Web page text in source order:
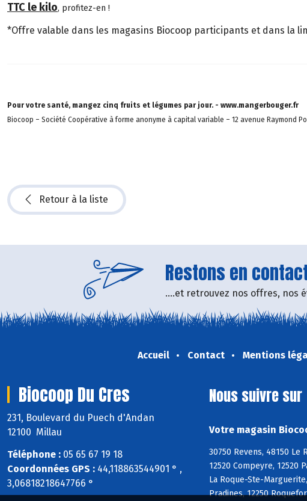
TTC le kilo, profitez-en !
*Offre valable dans les magasins Biocoop participants et dans la
Pour votre santé, mangez cinq fruits et légumes par jour. - www.mangerbouger.fr
Biocoop – Société Coopérative à forme anonyme à capital variable – 12 avenue Raymond
Retour à la liste
Restons en
....et retrouvez nos offres, nos
Accueil Contact Mentions
Biocoop Du Cres
231, Boulevard du Puech d'Andan
12100 Millau
Téléphone : 05 65 67 19 18
Coordonnées GPS : 44,118863544901 ° ,
3,06818218647766 °
Nous suivre sur
Votre magasin
30750 Revens, 48150 Le
12520 Compeyre, 12520
La Roque-Ste-
Pradines, 12250